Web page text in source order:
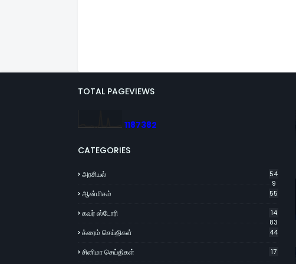
TOTAL PAGEVIEWS
1187382
CATEGORIES
அரசியல்
54
9
ஆன்மிகம் 55
கவர் ஸ்டோரி
14
83
க்ரைம் செய்திகள் 44
சினிமா செய்திகள் 17